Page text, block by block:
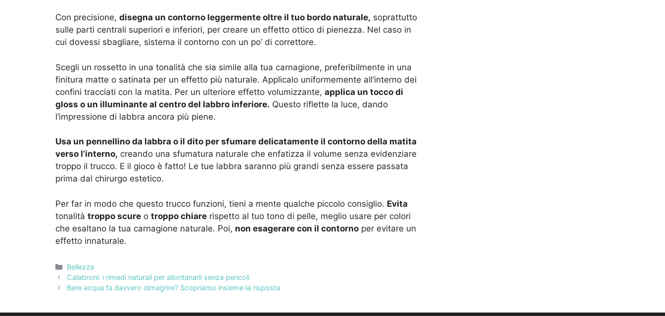
Con precisione, disegna un contorno leggermente oltre il tuo bordo naturale, soprattutto
sulle parti centrali superiori e inferiori, per creare un effetto ottico di pienezza. Nel caso in
cui dovessi sbagliare, sistema il contorno con un po’ di correttore.
Scegli un rossetto in una tonalità che sia simile alla tua carnagione, preferibilmente in una
finitura matte o satinata per un effetto più naturale. Applicalo uniformemente all’interno dei
confini tracciati con la matita. Per un ulteriore effetto volumizzante, applica un tocco di
gloss o un illuminante al centro del labbro inferiore. Questo riflette la luce, dando
l’impressione di labbra ancora più piene.
Usa un pennellino da labbra o il dito per sfumare delicatamente il contorno della matita
verso l’interno, creando una sfumatura naturale che enfatizza il volume senza evidenziare
troppo il trucco. E il gioco è fatto! Le tue labbra saranno più grandi senza essere passata
prima dal chirurgo estetico.
Per far in modo che questo trucco funzioni, tieni a mente qualche piccolo consiglio. Evita
tonalità troppo scure o troppo chiare rispetto al tuo tono di pelle, meglio usare per colori
che esaltano la tua carnagione naturale. Poi, non esagerare con il contorno per evitare un
effetto innaturale.
Categorie
Bellezza
Calabroni: i rimedi naturali per allontanarli senza pericoli
Bere acqua fa davvero dimagrire? Scopriamo insieme la risposta